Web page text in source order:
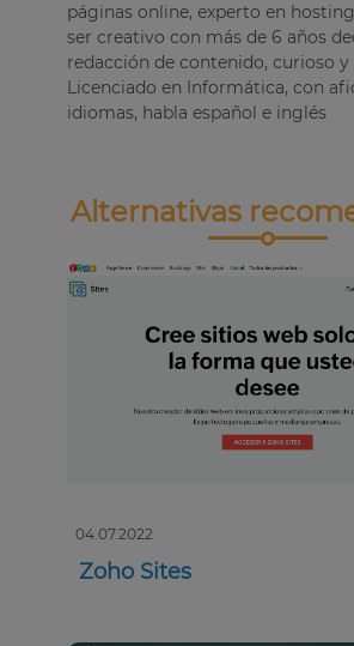
páginas online, experto en
ser creativo con más de 6 años
redacción de contenido, curioso
Licenciado en Informática, con
idiomas, habla español e inglés
Alternativas
04.07.2022
Zoho Sites